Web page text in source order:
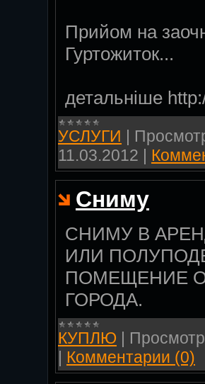
Прийом на
Гуртожиток...
детальніше
УСЛУГИ
11.03.2012
Сниму
СНИМУ В
ИЛИ
ПОМЕЩЕНИЕ
ГОРОДА.
КУПЛЮ
Комментарии (0)